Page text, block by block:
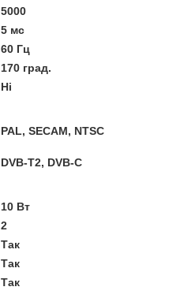
5000
5 мс
60 Гц
170 град.
Ні
PAL, SECAM, NTSC
DVB-T2, DVB-C
10 Вт
2
Так
Так
Так